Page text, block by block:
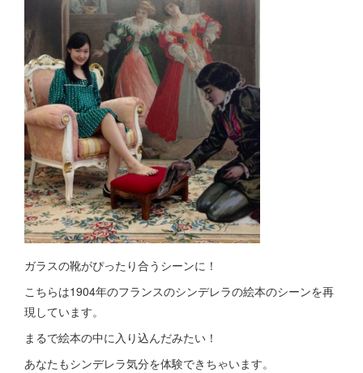
ガラスの靴がぴったり合うシーンに！
こちらは1904年のフランスのシンデレラの絵本のシーンを再
現しています。
まるで絵本の中に入り込んだみたい！
あなたもシンデレラ気分を体験できちゃいます。